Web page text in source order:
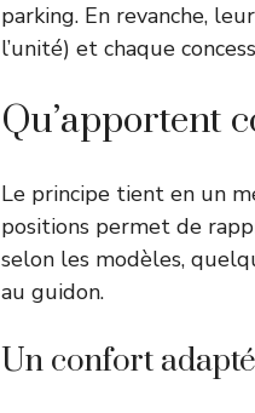
parking. En revanche,
l’unité) et chaque
Qu’apportent
Le principe tient en un
positions permet de
selon les modèles,
au guidon.
Un confort